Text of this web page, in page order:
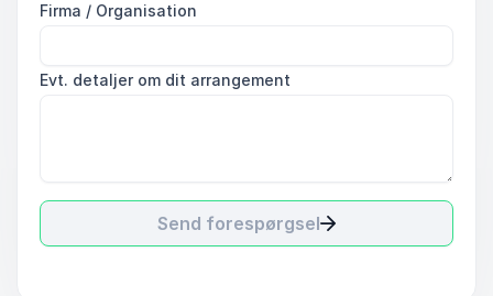
Firma / Organisation
Evt. detaljer om dit arrangement
Send forespørgsel